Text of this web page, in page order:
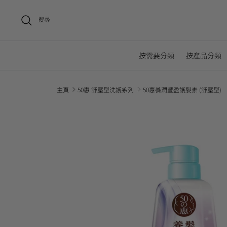
搜尋
按需要分類 按產品分類
主頁 50惠 舒壓型洗護系列 50惠養潤豐盈護髮素 (舒壓型)